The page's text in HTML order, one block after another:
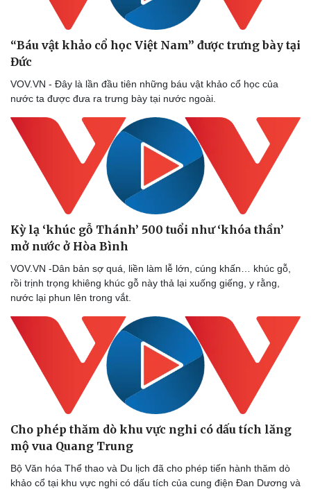
Sức khỏe
Dinh dưỡng - món ngon
Cây thuốc
Nhi khoa
Nam khoa
Làm đẹp - giảm cân
Phòng mạch online
Ăn sạch sống khỏe
Nhà đẹp
Blog
“Báu vật khảo cổ học Việt Nam” được trưng bày tại
Đức
VOV.VN - Đây là lần đầu tiên những báu vật khảo cổ học của
nước ta được đưa ra trưng bày tại nước ngoài.
Kỳ lạ ‘khúc gỗ Thánh’ 500 tuổi như ‘khóa thần’
mở nước ở Hòa Bình
VOV.VN -Dân bản sợ quá, liền làm lễ lớn, cúng khấn… khúc gỗ,
rồi trịnh trọng khiêng khúc gỗ này thả lại xuống giếng, y rằng,
nước lại phun lên trong vắt.
Cho phép thăm dò khu vực nghi có dấu tích lăng
mộ vua Quang Trung
Bộ Văn hóa Thể thao và Du lịch đã cho phép tiến hành thăm dò
khảo cổ tại khu vực nghi có dấu tích của cung điện Đan Dương và